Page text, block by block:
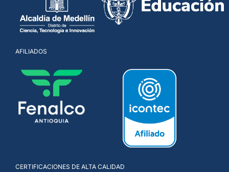
AFILIADOS
CERTIFICACIONES DE ALTA CALIDAD